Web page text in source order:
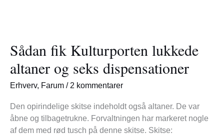
Sådan fik Kulturporten lukkede
altaner og seks dispensationer
Erhverv, Farum / 2 kommentarer
Den opirindelige skitse indeholdt også altaner. De var
åbne og tilbagetrukne. Forvaltningen har markeret nogle
af dem med rød tusch på denne skitse. Skitse:
Kulturporten
lukkede
altaner
og
dispensationer